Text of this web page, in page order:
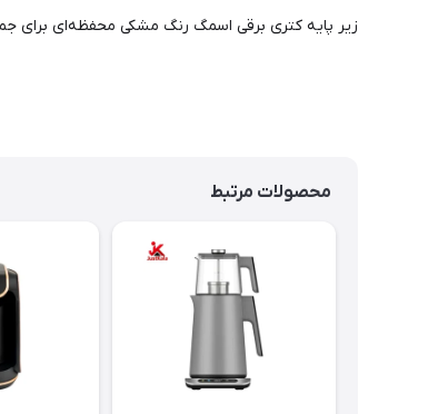
زیر پایه کتری برقی اسمگ رنگ مشکی محفظه‌ای برای
محصولات مرتبط